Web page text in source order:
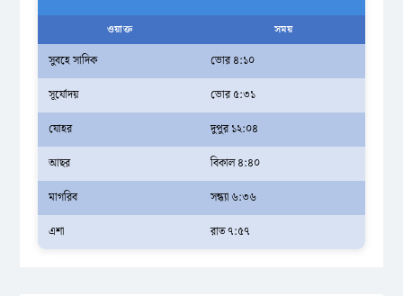
ওয়াক্ত সময়
সুবহে সাদিক
ভোর ৪:১০
সূর্যোদয়
ভোর ৫:৩১
যোহর
দুপুর ১২:০৪
আছর
বিকাল ৪:৪০
মাগরিব
সন্ধ্যা ৬:৩৬
এশা
রাত ৭:৫৭